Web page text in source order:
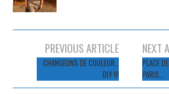
Navigation
articles
PREVIOUS ARTICLE
CHANGEONS DE COULEUR…
DIY !!!
NEXT
PLACE
PARIS…